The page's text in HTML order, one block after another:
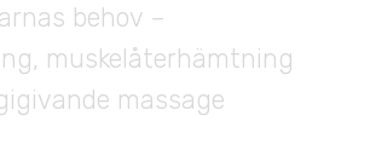
behov –
muskelåterhämtning
massage